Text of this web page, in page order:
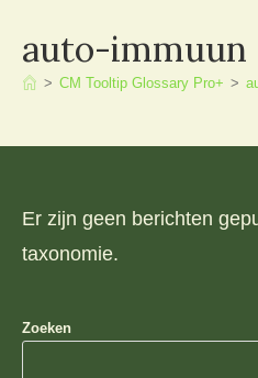
auto-immuun
> CM Tooltip Glossary Pro+ >
Er zijn geen berichten
taxonomie.
Zoeken